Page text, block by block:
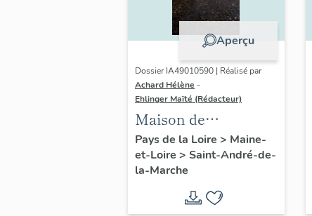
Aperçu
Dossier IA49010590 | Réalisé par
Achard Hélène -
Ehlinger Maïté (Rédacteur)
Maison de
l'industriel Victor
Ripoche fondateur
de l'usine Morinière-
Ripoche, 15 rue du
Pays de la Loire > Maine-
et-Loire > Saint-André-de-
la-Marche